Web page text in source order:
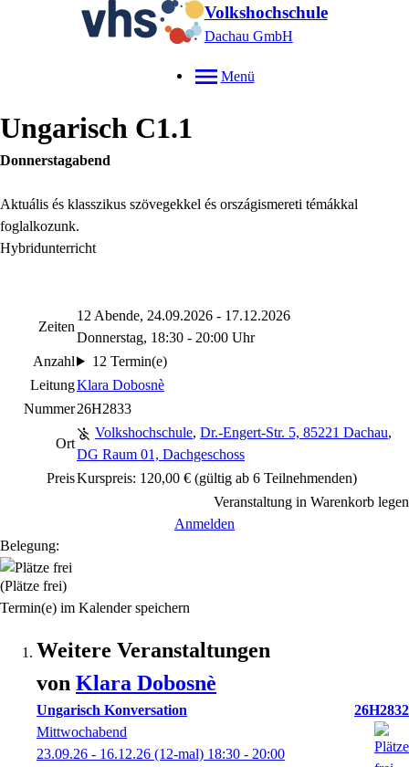
Volkshochschule
Dachau GmbH
Menü
Ungarisch C1.1
Donnerstagabend
Aktuális és klasszikus szövegekkel és országismereti témákkal
foglalkozunk.
Hybridunterricht
Zeiten
12 Abende, 24.09.2026 - 17.12.2026
Donnerstag, 18:30 - 20:00 Uhr
Anzahl
12 Termin(e)
LeitungKlara Dobosnè
Nummer26H2833
Ort
Volkshochschule, Dr.-Engert-Str. 5, 85221 Dachau,
DG Raum 01, Dachgeschoss
PreisKurspreis: 120,00 € (gültig ab 6 Teilnehmenden)
Veranstaltung in Warenkorb legen
Anmelden
Belegung:
(Plätze frei)
Termin(e) im Kalender speichern
Weitere Veranstaltungen
von Klara Dobosnè
Ungarisch Konversation
26H2832
Mittwochabend
23.09.26 - 16.12.26 (12-mal) 18:30 - 20:00